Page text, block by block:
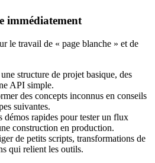
immédiatement
le travail de « page blanche » et de
structure de projet basique, des
API simple.
des concepts inconnus en conseils
suivantes.
démos rapides pour tester un flux
construction en production.
de petits scripts, transformations de
qui relient les outils.